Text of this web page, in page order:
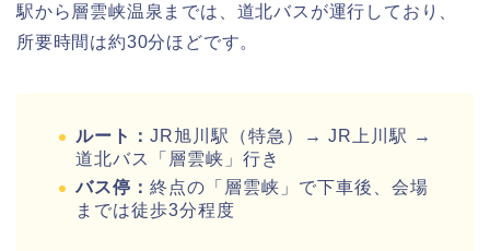
駅から層雲峡温泉までは、道北バスが運行しており、
所要時間は約30分ほどです。
ルート： JR旭川駅（特急）→ JR上川駅 →
道北バス「層雲峡」行き
バス停： 終点の「層雲峡」で下車後、会場
までは徒歩3分程度